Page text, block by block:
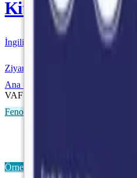
Kitap
İngilizce kaynakları için resmi satış
Ziyaret Et
Ana Sayfa
VAF TYT Fizik Fasikülleri
Fenomen VAF
Örnek Sayfaları Aç